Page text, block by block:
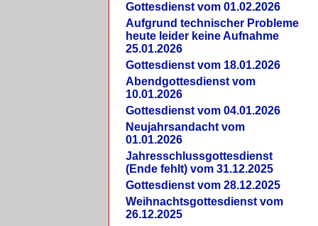
Gottesdienst vom 01.02.2026
Aufgrund technischer Probleme
heute leider keine Aufnahme
25.01.2026
Gottesdienst vom 18.01.2026
Abendgottesdienst vom
10.01.2026
Gottesdienst vom 04.01.2026
Neujahrsandacht vom
01.01.2026
Jahresschlussgottesdienst
(Ende fehlt) vom 31.12.2025
Gottesdienst vom 28.12.2025
Weihnachtsgottesdienst vom
26.12.2025